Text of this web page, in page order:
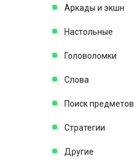
Аркады и экшн
Настольные
Головоломки
Слова
Поиск предметов
Стратегии
Другие